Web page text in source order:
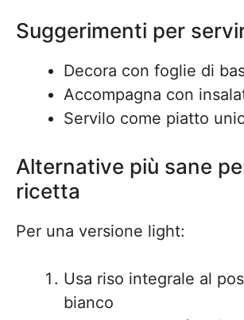
Suggerimenti per
Decora con foglie di
Accompagna con
Servilo come piatto
Alternative più sane
ricetta
Per una versione light:
Usa riso integrale al
bianco